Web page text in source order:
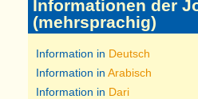
Informationen der
(mehrsprachig)
Information in Deutsch
Information in Arabisch
Information in Dari